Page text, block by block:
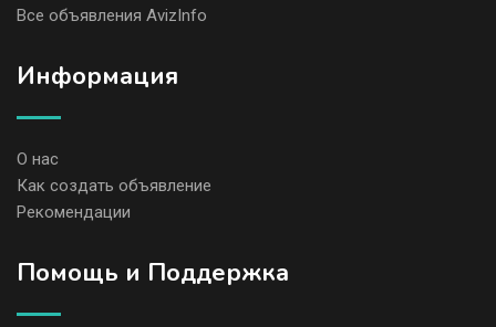
Все объявления AvizInfo
Информация
О нас
Как создать объявление
Рекомендации
Помощь и Поддержка